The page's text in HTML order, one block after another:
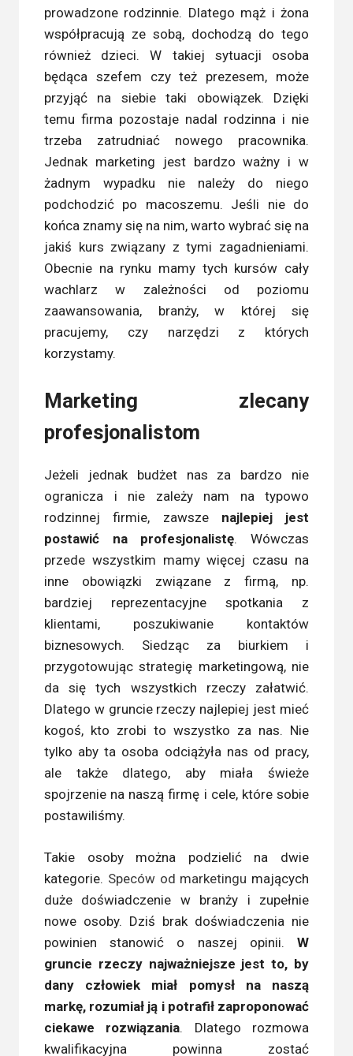
prowadzone rodzinnie. Dlatego mąż i żona
współpracują ze sobą, dochodzą do tego
również dzieci. W takiej sytuacji osoba
będąca szefem czy też prezesem, może
przyjąć na siebie taki obowiązek. Dzięki
temu firma pozostaje nadal rodzinna i nie
trzeba zatrudniać nowego pracownika.
Jednak marketing jest bardzo ważny i w
żadnym wypadku nie należy do niego
podchodzić po macoszemu. Jeśli nie do
końca znamy się na nim, warto wybrać się na
jakiś kurs związany z tymi zagadnieniami.
Obecnie na rynku mamy tych kursów cały
wachlarz w zależności od poziomu
zaawansowania, branży, w której się
pracujemy, czy narzędzi z których
korzystamy.
Marketing zlecany
profesjonalistom
Jeżeli jednak budżet nas za bardzo nie
ogranicza i nie zależy nam na typowo
rodzinnej firmie, zawsze najlepiej jest
postawić na profesjonalistę. Wówczas
przede wszystkim mamy więcej czasu na
inne obowiązki związane z firmą, np.
bardziej reprezentacyjne spotkania z
klientami, poszukiwanie kontaktów
biznesowych. Siedząc za biurkiem i
przygotowując strategię marketingową, nie
da się tych wszystkich rzeczy załatwić.
Dlatego w gruncie rzeczy najlepiej jest mieć
kogoś, kto zrobi to wszystko za nas. Nie
tylko aby ta osoba odciążyła nas od pracy,
ale także dlatego, aby miała świeże
spojrzenie na naszą firmę i cele, które sobie
postawiliśmy.
Takie osoby można podzielić na dwie
kategorie. Speców od marketingu mających
duże doświadczenie w branży i zupełnie
nowe osoby. Dziś brak doświadczenia nie
powinien stanowić o naszej opinii. W
gruncie rzeczy najważniejsze jest to, by
dany człowiek miał pomysł na naszą
markę, rozumiał ją i potrafił zaproponować
ciekawe rozwiązania. Dlatego rozmowa
kwalifikacyjna powinna zostać